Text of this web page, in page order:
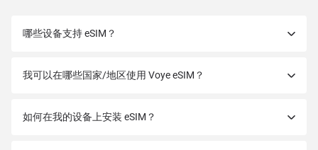
哪些设备支持 eSIM？
我可以在哪些国家/地区使用 Voye eSIM？
如何在我的设备上安装 eSIM？